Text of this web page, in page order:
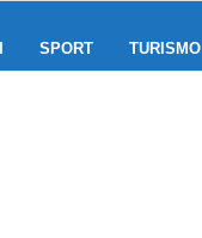
SPORT TURISMO